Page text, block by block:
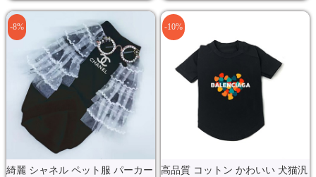
綺麗 シャネル ペット服 パーカー
-8%
高品質 コットン かわいい 犬猫汎
-10%